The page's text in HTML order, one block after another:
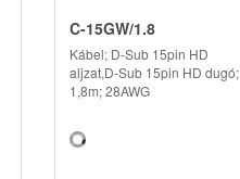
C-15GW/1.8
Kábel; D-Sub 15pin HD
aljzat,D-Sub 15pin HD dugó;
1,8m; 28AWG